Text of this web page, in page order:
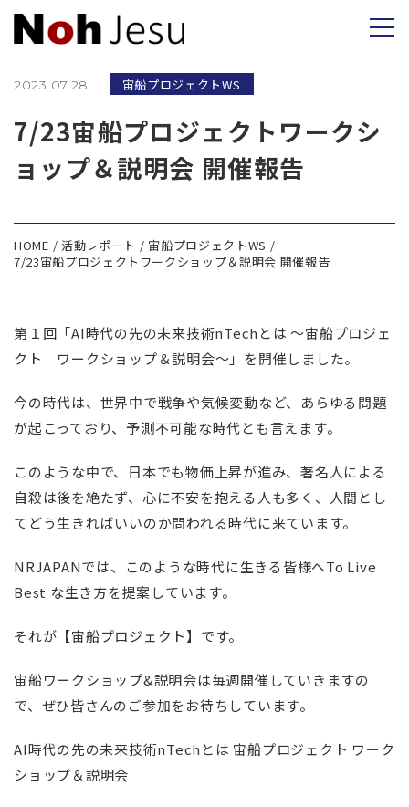
2023.07.28 宙船プロジェクトWS
7/23宙船プロジェクトワークシ
ョップ＆説明会 開催報告
HOME 活動レポート
宙船プロジェクトWS
7/23宙船プロジェクトワークショップ＆説明会 開催報告
第１回「AI時代の先の未来技術nTechとは ～宙船プロジェ
クト ワークショップ＆説明会～」を開催しました。
今の時代は、世界中で戦争や気候変動など、あらゆる問題
が起こっており、予測不可能な時代とも言えます。
このような中で、日本でも物価上昇が進み、著名人による
自殺は後を絶たず、心に不安を抱える人も多く、人間とし
てどう生きればいいのか問われる時代に来ています。
NRJAPANでは、このような時代に生きる皆様へTo Live
Best な生き方を提案しています。
それが【宙船プロジェクト】です。
宙船ワークショップ&説明会は毎週開催していきますの
で、ぜひ皆さんのご参加をお待ちしています。
AI時代の先の未来技術nTechとは 宙船プロジェクト ワーク
ショップ＆説明会